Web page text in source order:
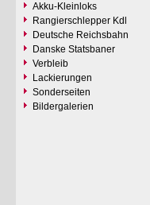
Akku-Kleinloks
Rangierschlepper Kdl
Deutsche Reichsbahn
Danske Statsbaner
Verbleib
Lackierungen
Sonderseiten
Bildergalerien